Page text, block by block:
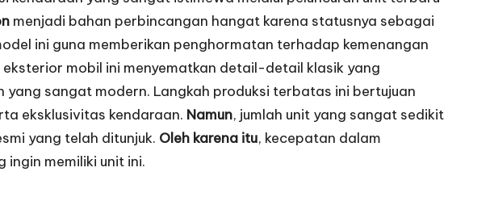
menjadi bahan perbincangan hangat karena statusnya sebagai
ini guna memberikan penghormatan terhadap kemenangan
mobil ini menyematkan detail-detail klasik yang
sangat modern. Langkah produksi terbatas ini bertujuan
eksklusivitas kendaraan. Namun, jumlah unit yang sangat sedikit
yang telah ditunjuk. Oleh karena itu, kecepatan dalam
memiliki unit ini.